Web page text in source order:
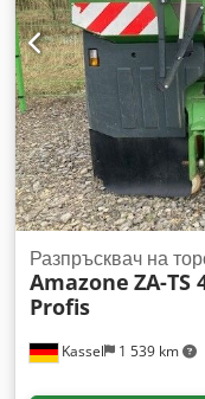
Kassel 1 539 km
Разпръсквач на
Amazone ZA-TS
Profis